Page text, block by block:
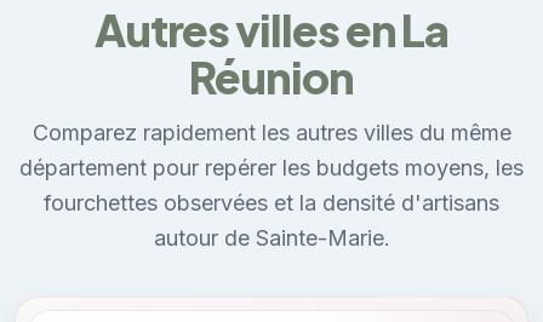
Autres villes en La
Réunion
Comparez rapidement les autres villes du même
département pour repérer les budgets moyens, les
fourchettes observées et la densité d'artisans
autour de Sainte-Marie.